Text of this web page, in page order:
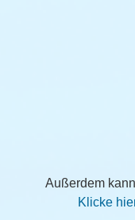
Außerdem
Klicke